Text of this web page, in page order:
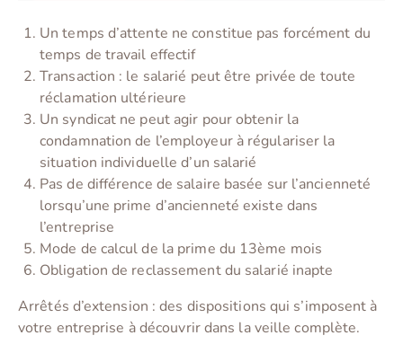
Un temps d’attente ne constitue pas forcément du
temps de travail effectif
Transaction : le salarié peut être privée de toute
réclamation ultérieure
Un syndicat ne peut agir pour obtenir la
condamnation de l’employeur à régulariser la
situation individuelle d’un salarié
Pas de différence de salaire basée sur l’ancienneté
lorsqu’une prime d’ancienneté existe dans
l’entreprise
Mode de calcul de la prime du 13ème mois
Obligation de reclassement du salarié inapte
Arrêtés d’extension : des dispositions qui s’imposent à
votre entreprise à découvrir dans la veille complète.